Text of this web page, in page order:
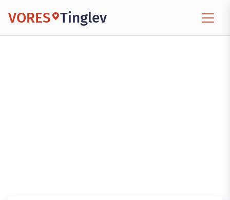
VORES Tinglev